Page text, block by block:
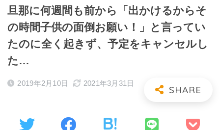
旦那に何週間も前から「出かけるからそ
の時間子供の面倒お願い！」と言ってい
たのに全く起きず、予定をキャンセルし
た…
2019年2月10日 2021年3月31日